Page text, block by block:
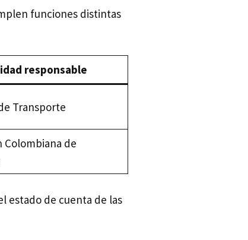
funciones distintas
responsable
Transporte
Colombiana de
estado de cuenta de las